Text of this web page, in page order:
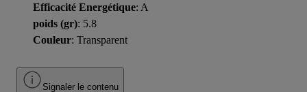
Efficacité Energétique: A
poids (gr): 5.8
Couleur: Transparent
Signaler le contenu